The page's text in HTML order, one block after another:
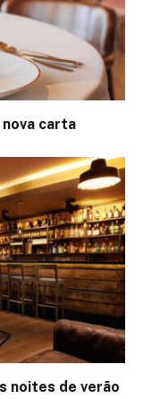
carta
noites de verão